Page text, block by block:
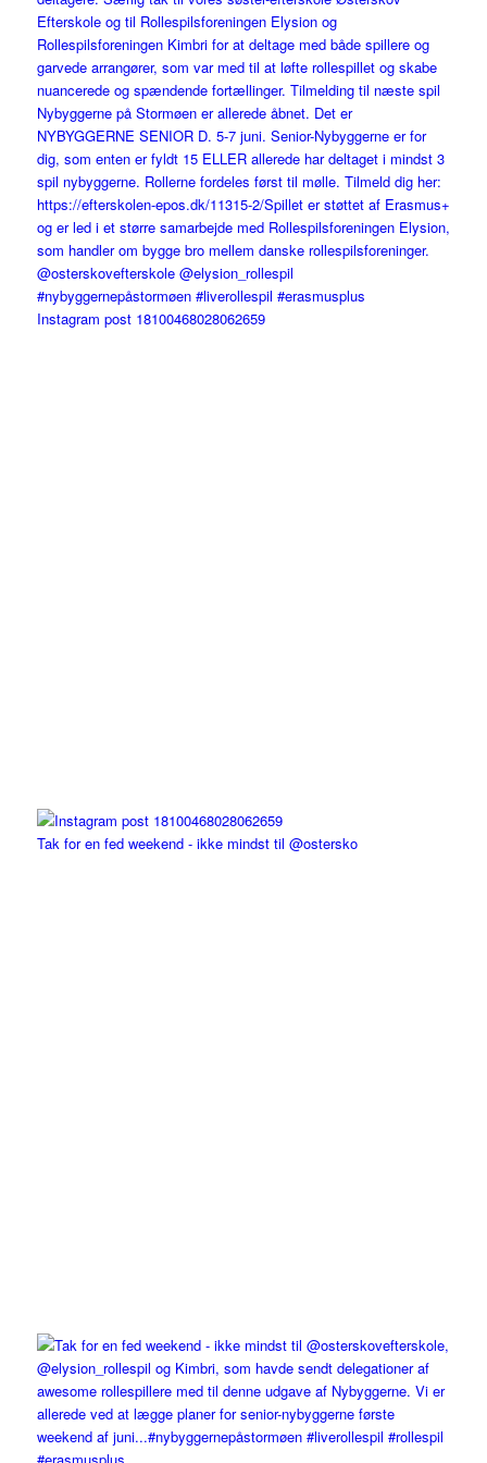
Instagram post 18100468028062659
Tak for en fed weekend - ikke mindst til @ostersko